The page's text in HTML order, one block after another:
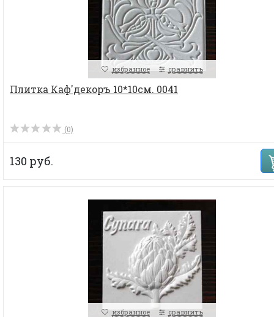
избранное сравнить
Плитка Каф'декоръ 10*10см. 0041
(0)
130 руб.
избранное сравнить